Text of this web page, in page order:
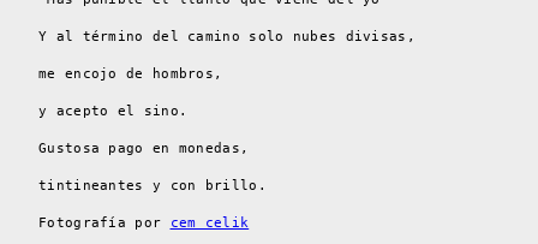
Y al término del camino solo nubes divisas,
me encojo de hombros,
y acepto el sino.
Gustosa pago en monedas,
tintineantes y con brillo.
Fotografía por cem celik